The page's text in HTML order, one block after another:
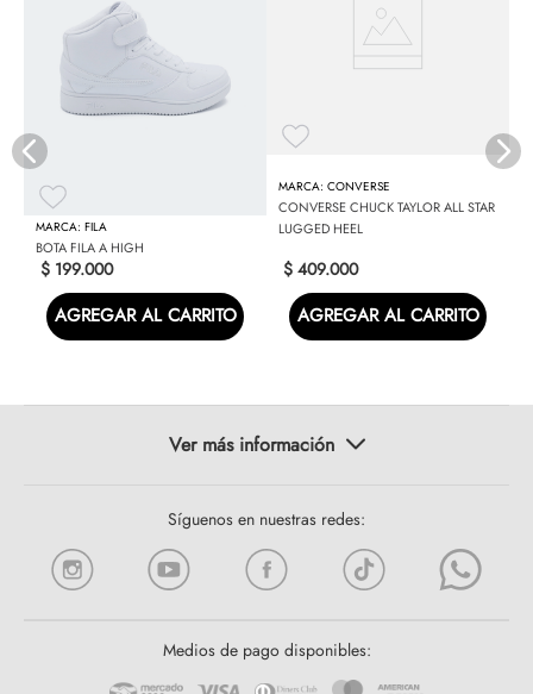
FILA
BOTA FILA A HIGH
$ 199.000
AGREGAR AL CARRITO
CONVERSE
CONVERSE CHUCK TAYLOR ALL STAR
LUGGED HEEL
$ 409.000
AGREGAR AL CARRITO
Síguenos en nuestras redes:
Medios de pago disponibles: